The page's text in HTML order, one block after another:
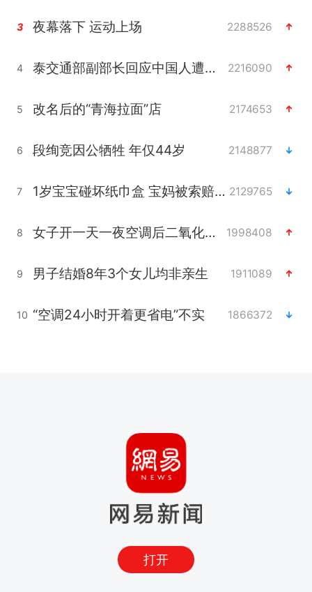
3 夜幕落下 运动上场 2288526
4 泰交通部副部长回应中国人遭歧视手势 2216090
5 改名后的“青海拉面”店 2174653
6 段绚竞因公牺牲 年仅44岁 2148877
7 1岁宝宝碰坏纸巾盒 宝妈被索赔924元 2129765
8 女子开一天一夜空调后二氧化碳中毒 1998408
9 男子结婚8年3个女儿均非亲生 1911089
10 “空调24小时开着更省电”不实 1866372
打开